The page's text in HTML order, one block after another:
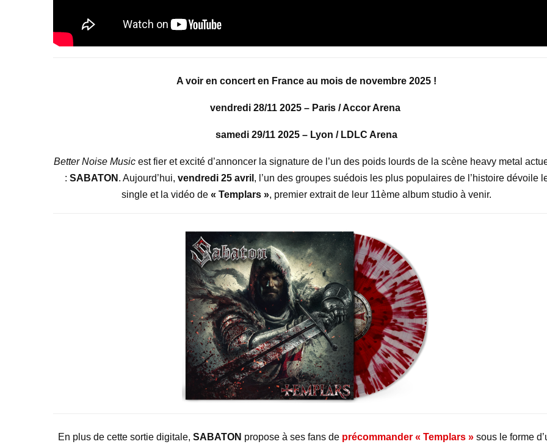
A voir en concert en France au mois de novembre 2025 !
vendredi 28/11 2025 – Paris / Accor Arena
samedi 29/11 2025 – Lyon / LDLC Arena
Better Noise Music est fier et excité d’annoncer la signature de l’un des poids lourds de la scène heavy metal
: SABATON . Aujourd’hui, vendredi 25 avril , l’un des groupes suédois les plus populaires de l’histoire dévoile
single et la vidéo de « Templars », premier extrait de leur 11ème album studio à venir.
En plus de cette sortie digitale, SABATON propose à ses fans de précommander « Templars »sous le forme